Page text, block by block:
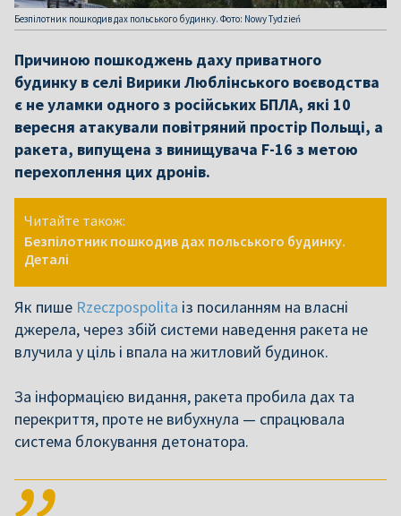
Безпілотник пошкодив дах польського будинку. Фото: Nowy Tydzień
Причиною пошкоджень даху приватного
будинку в селі Вирики Люблінського воєводства
є не уламки одного з російських БПЛА, які 10
вересня атакували повітряний простір Польщі, а
ракета, випущена з винищувача F-16 з метою
перехоплення цих дронів.
Читайте також:
Безпілотник пошкодив дах польського будинку.
Деталі
Як пише Rzeczpospolita із посиланням на власні
джерела, через збій системи наведення ракета не
влучила у ціль і впала на житловий будинок.
За інформацією видання, ракета пробила дах та
перекриття, проте не вибухнула — спрацювала
система блокування детонатора.